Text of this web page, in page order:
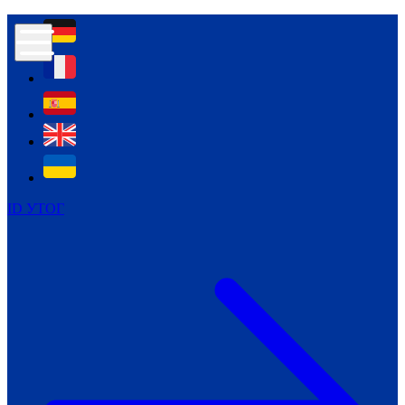
ID УТОГ
Контур психологічної безпеки глухих
Всеукраїнський пісенний
челендж «Україно, ти є!»
Молодіжний челендж «Жестова
мова для мене – це…»
Репортажі спеціальних та
інклюзивних начальних закладів